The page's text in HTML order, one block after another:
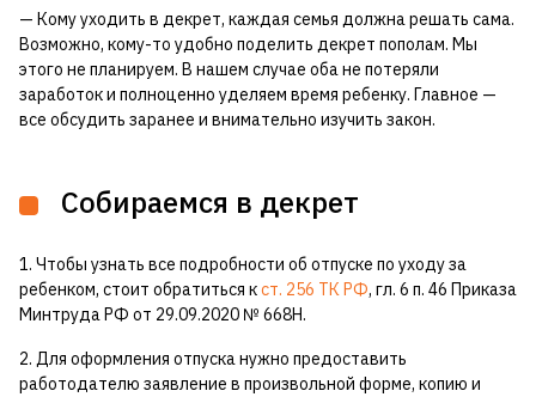
— Кому уходить в декрет, каждая семья должна решать сама.
Возможно, кому-то удобно поделить декрет пополам. Мы
этого не планируем. В нашем случае оба не потеряли
заработок и полноценно уделяем время ребенку. Главное —
все обсудить заранее и внимательно изучить закон.
Собираемся в декрет
1. Чтобы узнать все подробности об отпуске по уходу за
ребенком, стоит обратиться кст. 256 ТК РФ, гл. 6 п. 46 Приказа
Минтруда РФ от 29.09.2020 № 668Н.
2. Для оформления отпуска нужно предоставить
работодателю заявление в произвольной форме, копию и